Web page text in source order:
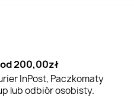
200,00zł
InPost, Paczkomaty
lub odbiór osobisty.